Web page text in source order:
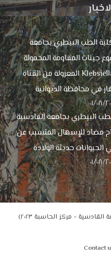
الطب البيطري بجامعة
جينات المقاومة المحمولة
بواسطة Klebsiella Pneumoniae المعزولة من القناة
في محافظة الديوانية
٢٠٢٦
البيطري بجامعة القادسية
مضاد للإسهال المتسبب عن
حديثة الولادة
٢٠٢٦
- مركز الحاسبة ٢٠٢٣)
Contact